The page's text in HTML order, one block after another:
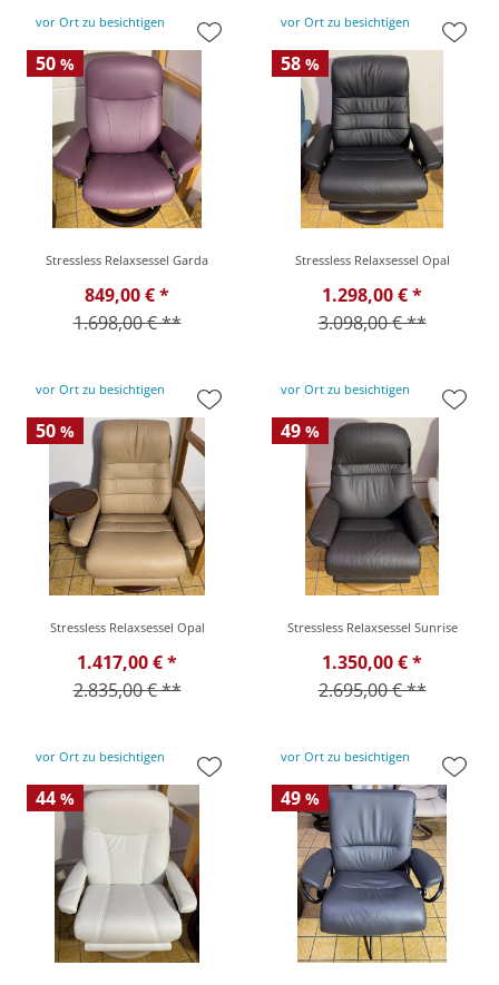
vor Ort zu besichtigen
50 %
Stressless Relaxsessel Garda
849,00 € *
1.698,00 € **
vor Ort zu besichtigen
58 %
Stressless Relaxsessel Opal
1.298,00 € *
3.098,00 € **
vor Ort zu besichtigen
50 %
Stressless Relaxsessel Opal
1.417,00 € *
2.835,00 € **
vor Ort zu besichtigen
49 %
Stressless Relaxsessel Sunrise
1.350,00 € *
2.695,00 € **
vor Ort zu besichtigen
44 %
vor Ort zu besichtigen
49 %